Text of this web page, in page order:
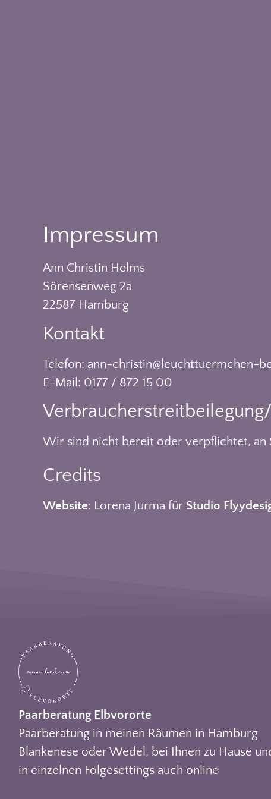
Impressum
Ann Christin Helms
Sörensenweg 2a
22587 Hamburg
Kontakt
Telefon: ann-christin@leuchttuermchen-
E-Mail: 0177 / 872 15 00
Wir sind nicht bereit oder verpflichtet, an
Credits
Website: Lorena Jurma für Studio
Paarberatung Elbvororte
Paarberatung in meinen Räumen in Hamburg
Blankenese oder Wedel, bei Ihnen zu Hause
in einzelnen Folgesettings auch online